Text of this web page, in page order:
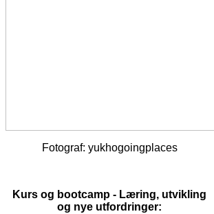
Fotograf: yukhogoingplaces
Kurs og bootcamp - Læring, utvikling
og nye utfordringer: